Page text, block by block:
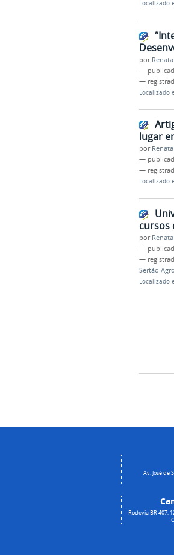
Localizado
por
—
—
Localizado
lugar
por
—
—
Localizado
cursos
por
—
—
Sertão
Localizado
Av. José de
Rodovia BR 407,